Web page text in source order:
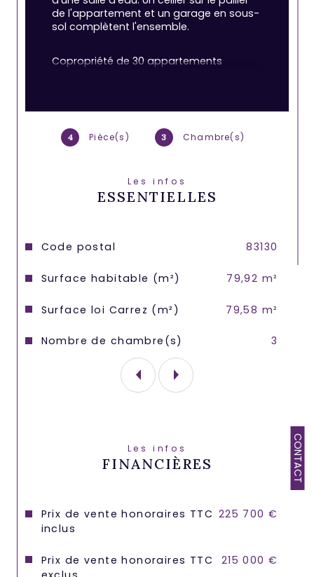
CONTACT
4 Pièce(s) 3 Chambre(s)
Les infos
ESSENTIELLES
Caractéristiques Valeurs
Code postal 83130
Surface habitable (m²) 79,92 m²
Surface loi Carrez (m²) 79,58 m²
Nombre de chambre(s) 3
de l'appartement et un garage en sous-
sol complètent l'ensemble.
Copropriété de 30 appartements
Les infos
FINANCIÈRES
Prix de vente honoraires TTC
inclus
225 700 €
Prix de vente honoraires TTC
215 000 €